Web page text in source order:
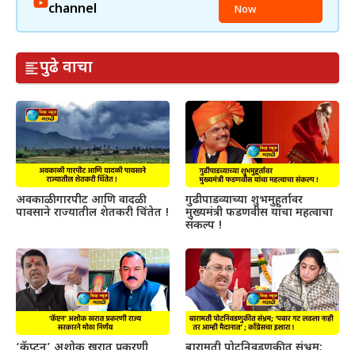
channel
Now
पुढे वाचा
अवकाळी गारपीट आणि वादळी
पावसाने राज्यातील शेतकरी चिंतेत !
गुढीपाडव्याच्या शुभमुहूर्तावर
मुख्यमंत्री फडणवीस यांचा महत्वाचा
संकल्प !